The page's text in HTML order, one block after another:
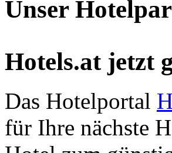
Unser
Hotels.at jetzt
Das Hotelportal
für Ihre nächste